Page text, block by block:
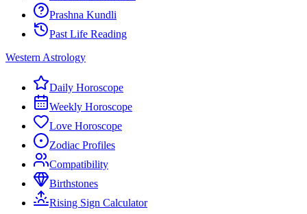
Prashna Kundli
Past Life Reading
Western Astrology
Daily Horoscope
Weekly Horoscope
Love Horoscope
Zodiac Profiles
Compatibility
Birthstones
Rising Sign Calculator